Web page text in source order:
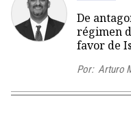
De
régimen
favor de
Por: Arturo